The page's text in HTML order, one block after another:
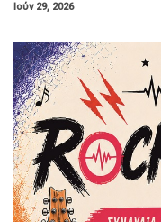
Ιούν 29, 2026